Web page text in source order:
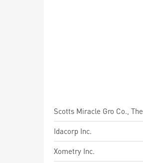
Scotts Miracle Gro Co., The
Idacorp Inc.
Xometry Inc.